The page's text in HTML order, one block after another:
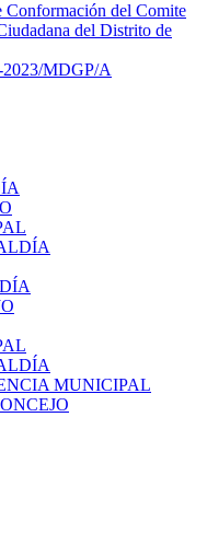
Conformación del Comite
del Distrito de
MDGP/A
MUNICIPAL